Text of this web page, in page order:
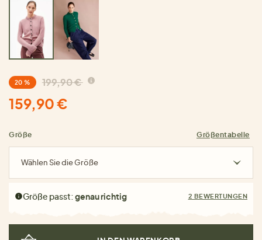
20 % 199,90 €
159,90 €
Größe Größentabelle
Wählen Sie die Größe
Größe passt:genau richtig 2 BEWERTUNGEN